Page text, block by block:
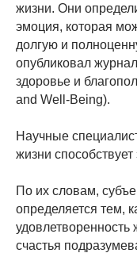
жизни. Они
эмоция, которая
долгую и
опубликовал
здоровье и
and Well-Being).
Научные
жизни
По их словам,
определяется тем,
счастья